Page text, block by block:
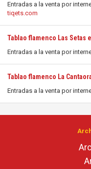
Entradas a la venta por
tiqets.com
Tablao flamenco Las Setas
Entradas a la venta por
Tablao flamenco La
Entradas a la venta por